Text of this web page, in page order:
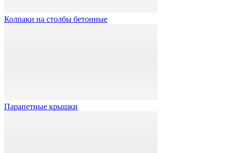
Колпаки на столбы бетонные
Парапетные крышки